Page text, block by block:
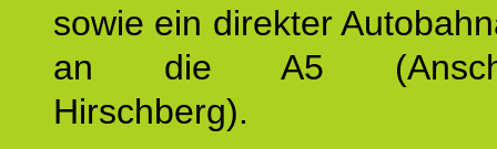
sowie ein direkter
an die A5
Hirschberg).